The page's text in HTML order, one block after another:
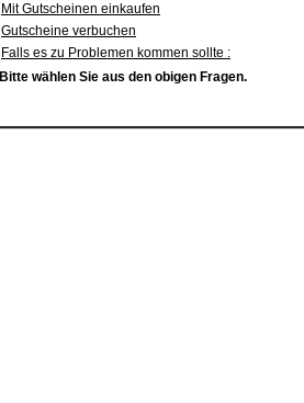
Mit Gutscheinen einkaufen
Gutscheine verbuchen
Falls es zu Problemen kommen sollte :
Bitte wählen Sie aus den obigen Fragen.